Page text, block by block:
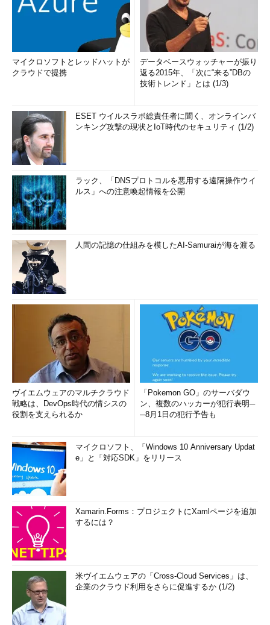
マイクロソフトとレッドハットが
クラウドで提携
データベースウォッチャーが振り
返る2015年、「次に“来る”DBの
技術トレンド」とは (1/3)
ESET ウイルスラボ総責任者に聞く、オンラインバ
ンキング攻撃の現状とIoT時代のセキュリティ (1/2)
ラック、「DNSプロトコルを悪用する遠隔操作ウイ
ルス」への注意喚起情報を公開
人間の記憶の仕組みを模したAI-Samuraiが海を渡る
ヴイエムウェアのマルチクラウド
戦略は、DevOps時代の情シスの
役割を支えられるか
「Pokemon GO」のサーバダウ
ン、複数のハッカーが犯行表明─
─8月1日の犯行予告も
マイクロソフト、「Windows 10 Anniversary Updat
e」と「対応SDK」をリリース
Xamarin.Forms：プロジェクトにXamlページを追加
するには？
米ヴイエムウェアの「Cross-Cloud Services」は、
企業のクラウド利用をさらに促進するか (1/2)